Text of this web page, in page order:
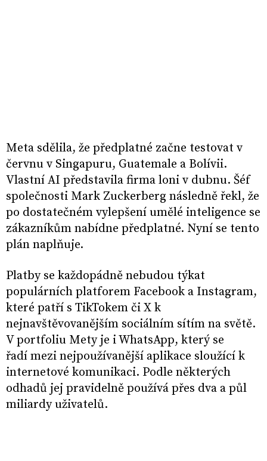
Meta sdělila, že předplatné začne testovat v
červnu v Singapuru, Guatemale a Bolívii.
Vlastní AI představila firma loni v dubnu. Šéf
společnosti Mark Zuckerberg následně řekl, že
po dostatečném vylepšení umělé inteligence se
zákazníkům nabídne předplatné. Nyní se tento
plán naplňuje.
Platby se každopádně nebudou týkat
populárních platforem Facebook a Instagram,
které patří s TikTokem či X k
nejnavštěvovanějším sociálním sítím na světě.
V portfoliu Mety je i WhatsApp, který se
řadí mezi nejpoužívanější aplikace sloužící k
internetové komunikaci. Podle některých
odhadů jej pravidelně používá přes dva a půl
miliardy uživatelů.